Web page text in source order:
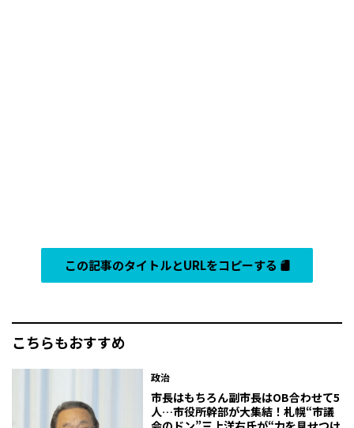
この記事のタイトルとURLをコピーする
こちらもおすすめ
政治
市長はもちろん副市長はOB合わせて5
人…市役所幹部が大集結！札幌“市議